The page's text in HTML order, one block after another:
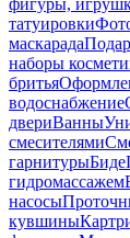
фигуры,
татуировки
маскарада
наборы
бритья
водоснабжение
двериВанны
смесителями
гарнитурыБиде
гидромассажем
насосы
кувшины